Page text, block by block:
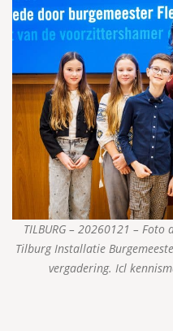
TILBURG – 20260121 –
Tilburg Installatie
vergadering. Icl